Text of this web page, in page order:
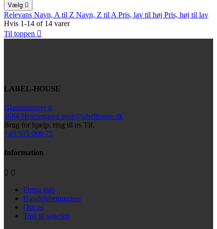
Vælg 
Relevans Navn, A til Z Navn, Z til A Pris, lav til høj Pris, høj til lav
Hvis 1-14 of 14 varer
Til toppen 
LABEL-HOUSE
Glasmagervej 6
4684 Holmegaard post@labelhouse.dk
Brug for hjælp, ring til os Tlf.
+45 555 000 75
Information
 
Firma info
Handelsbetingelser
Om os
Tips til søgefelt